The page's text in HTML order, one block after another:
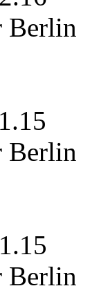
Berlin
Berlin
Berlin